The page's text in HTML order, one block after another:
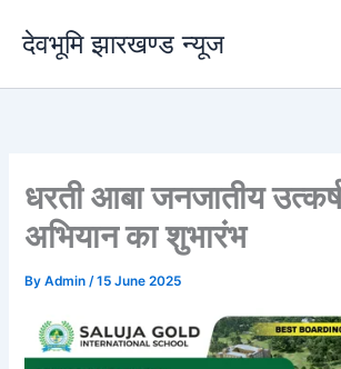
content
देवभूमि झारखण्ड न्यूज
धरती आबा जनजातीय
अभियान का शुभारंभ
ByAdmin/15 June 2025